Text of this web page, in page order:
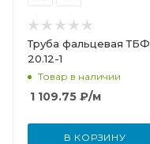
Труба фальцевая ТБФ
20.12-1
Товар в наличии
1 109.75 ₽/м
В КОРЗИНУ